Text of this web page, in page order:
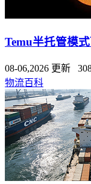
Temu半托管模
08-06,2026 更新
物流百科